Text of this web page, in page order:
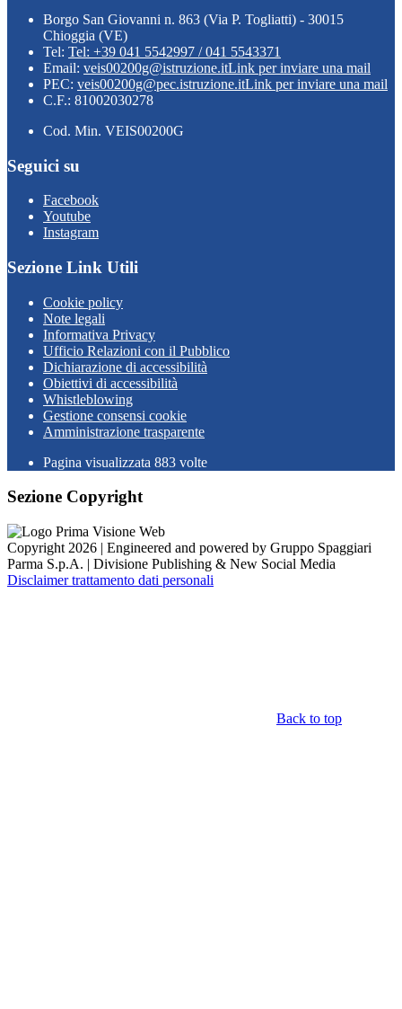
Borgo San Giovanni n. 863 (Via P. Togliatti) - 30015
Chioggia (VE)
Tel: Tel: +39 041 5542997 / 041 5543371
Email: veis00200g@istruzione.itLink per inviare una mail
PEC: veis00200g@pec.istruzione.itLink per inviare una mail
C.F.: 81002030278
Cod. Min. VEIS00200G
Seguici su
Facebook
Youtube
Instagram
Sezione Link Utili
Cookie policy
Note legali
Informativa Privacy
Ufficio Relazioni con il Pubblico
Dichiarazione di accessibilità
Obiettivi di accessibilità
Whistleblowing
Gestione consensi cookie
Amministrazione trasparente
Pagina visualizzata 883 volte
Sezione Copyright
Copyright 2026 | Engineered and powered by Gruppo Spaggiari
Parma S.p.A. | Divisione Publishing & New Social Media
Disclaimer trattamento dati personali
Back to top